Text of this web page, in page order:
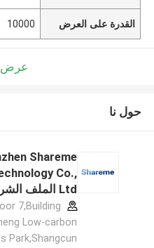
القدرة على العرض 10000
عرض
حول نا
Shareme
Co.,
Ltd الملف الشركة المصنعة
7,Building
Low-carbon
Park,Shangcun